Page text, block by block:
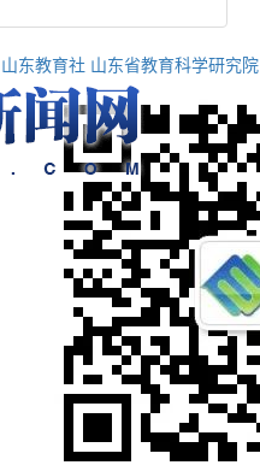
山东教育社 山东省教育科学研究院